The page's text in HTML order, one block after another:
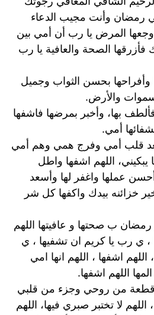
رمضان وأنت مجيب الدعاء
المرض يا رب أن أمي بين
الصحة والعافية يا رب
وأفراحها بحسن الثواب وجميل
والأرض.
بها، وأخبر بمرضها فاشفها
أمي.
قلب أمي وفرج همي وهم أمي
يبكيني، اللهم اشفها واطل
عملها واغفر لها وأسعد
خزائنه بيدك واكفها كل شر
ب صحتها و عافيتها اللهم
، ي رب يا كريم ان تشفيها ، ي
اشفها ، اللهم انها امي
اللهم اشفها.
قطعة من روحي وجزء من قلبي
اللهم لا تختبر صبري فيها، اللهم